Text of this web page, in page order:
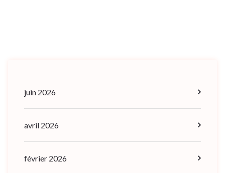
juin 2026
avril 2026
février 2026